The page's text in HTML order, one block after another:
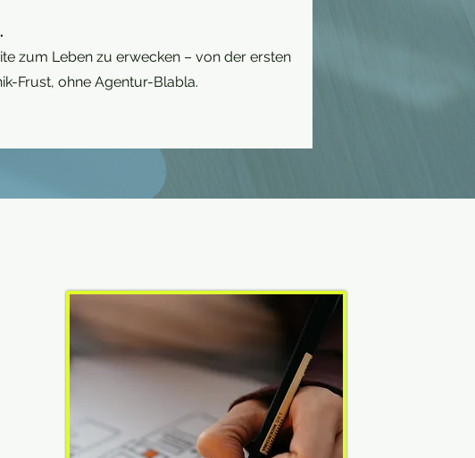
zum Leben zu erwecken – von der ersten
Frust, ohne Agentur-Blabla.